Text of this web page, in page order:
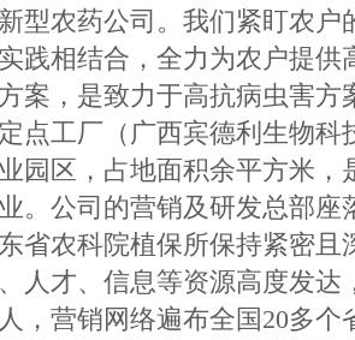
型农药公司。我们紧盯农
践相结合，全力为农户提供
案，是致力于高抗病虫害方
点工厂（广西宾德利生物科
园区，占地面积余平方米，
。公司的营销及研发总部座
省农科院植保所保持紧密且
人才、信息等资源高度发达
，营销网络遍布全国20多